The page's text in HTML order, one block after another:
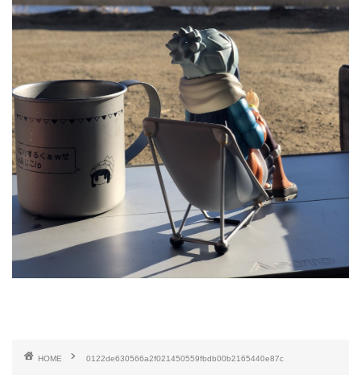
HOME 0122de630566a2f021450559fbdb00b2165440e87c